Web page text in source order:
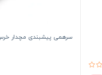
سرهمی پیشبندی مچدار خرس